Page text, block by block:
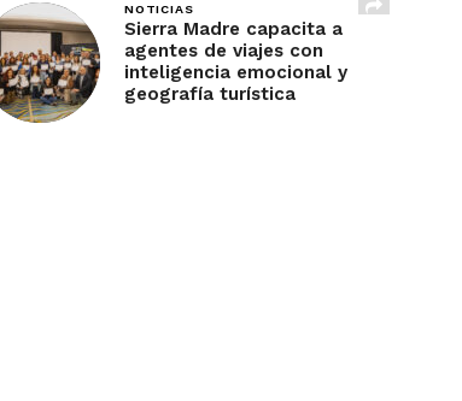
NOTICIAS
Sierra Madre capacita a
agentes de viajes con
inteligencia emocional y
geografía turística